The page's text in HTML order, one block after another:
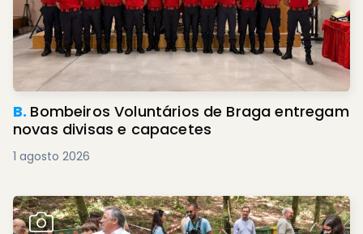
B. Bombeiros Voluntários de Braga entregam
novas divisas e capacetes
1 agosto 2026